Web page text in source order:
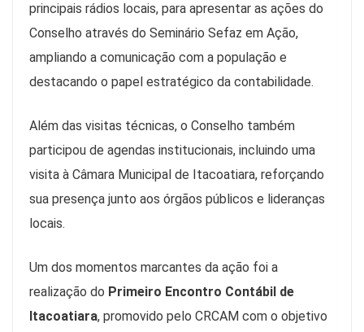
principais rádios locais, para apresentar as ações do
Conselho através do Seminário Sefaz em Ação,
ampliando a comunicação com a população e
destacando o papel estratégico da contabilidade.
Além das visitas técnicas, o Conselho também
participou de agendas institucionais, incluindo uma
visita à Câmara Municipal de Itacoatiara, reforçando
sua presença junto aos órgãos públicos e lideranças
locais.
Um dos momentos marcantes da ação foi a
realização do Primeiro Encontro Contábil de
Itacoatiara, promovido pelo CRCAM com o objetivo